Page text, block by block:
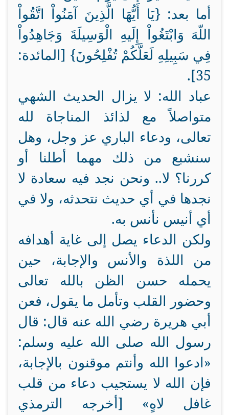
أما بعد: {يَا أَيُّهَا الَّذِينَ آمَنُواْ اتَّقُواْ
اللّهَ وَابْتَغُواْ إِلَيهِ الْوَسِيلَةَ وَجَاهِدُواْ
فِي سَبِيلِهِ لَعَلَّكُمْ تُفْلِحُونَ} [المائدة:
35].
عباد الله: لا يزال الحديث الشهي
متواصلاً مع لذائذ المناجاة لله
تعالى، ودعاء الباري عز وجل، وهل
سنشبع من ذلك مهما أطلنا أو
كررنا؟ لا.. ونحن نجد فيه سعادة لا
نجدها في أي حديث نتحدثه، ولا في
أي أنيس نأنس به.
ولكن الدعاء يصل إلى غاية أهدافه
من اللذة والأنس والإجابة، حين
يحمله حسن الظن بالله تعالى
وحضور القلب وتأمل ما يقول، فعن
أبي هريرة رضي الله عنه قال: قال
رسول الله صلى الله عليه وسلم:
«ادعوا الله وأنتم موقنون بالإجابة،
فإن الله لا يستجيب دعاء من قلب
غافل لاهٍ» [أخرجه الترمذي